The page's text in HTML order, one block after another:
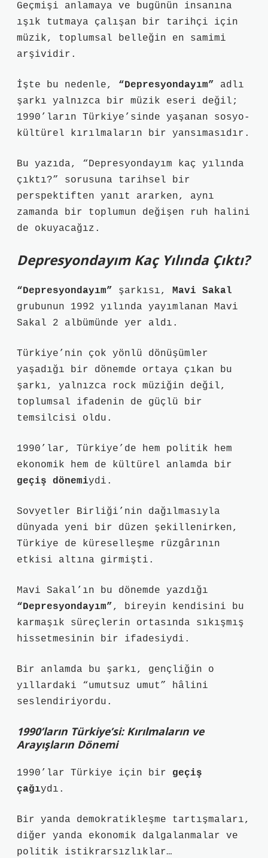
Geçmişi anlamaya ve bugünün insanına
ışık tutmaya çalışan bir tarihçi için
müzik, toplumsal belleğin en samimi
arşividir.
İşte bu nedenle, “Depresyondayım”
adlı
şarkı yalnızca bir müzik eseri değil;
1990’ların Türkiye’sinde yaşanan sosyo-
kültürel kırılmaların bir yansımasıdır.
Bu yazıda, “Depresyondayım kaç yılında
çıktı?” sorusuna tarihsel bir
perspektiften yanıt ararken, aynı
zamanda bir toplumun değişen ruh halini
de okuyacağız.
Depresyondayım Kaç Yılında Çıktı?
“Depresyondayım” şarkısı, Mavi Sakal
grubunun 1992 yılında yayımlanan Mavi
Sakal 2 albümünde yer aldı.
Türkiye’nin çok yönlü dönüşümler
yaşadığı bir dönemde ortaya çıkan bu
şarkı, yalnızca rock müziğin değil,
toplumsal ifadenin de güçlü bir
temsilcisi oldu.
1990’lar, Türkiye’de hem politik hem
ekonomik hem de kültürel anlamda bir
geçiş dönemiydi.
Sovyetler Birliği’nin dağılmasıyla
dünyada yeni bir düzen şekillenirken,
Türkiye de küreselleşme rüzgârının
etkisi altına girmişti.
Mavi Sakal’ın bu dönemde yazdığı
“Depresyondayım” , bireyin kendisini bu
karmaşık süreçlerin ortasında sıkışmış
hissetmesinin bir ifadesiydi.
Bir anlamda bu şarkı, gençliğin o
yıllardaki “umutsuz umut” hâlini
seslendiriyordu.
1990’ların Türkiye’si: Kırılmaların ve
Arayışların Dönemi
1990’lar Türkiye için bir geçiş
çağıydı.
Bir yanda demokratikleşme tartışmaları,
diğer yanda ekonomik dalgalanmalar ve
politik istikrarsızlıklar…